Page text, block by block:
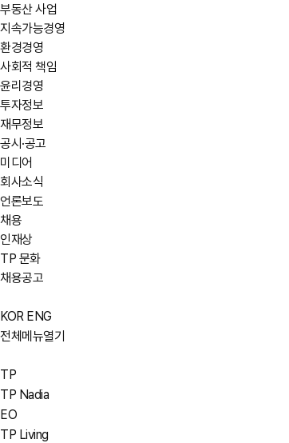
부동산 사업
지속가능경영
환경경영
사회적 책임
윤리경영
투자정보
재무정보
공시·공고
미디어
회사소식
언론보도
채용
인재상
TP 문화
채용공고
KOR ENG
전체메뉴열기
TP
TP Nadia
EO
TP Living